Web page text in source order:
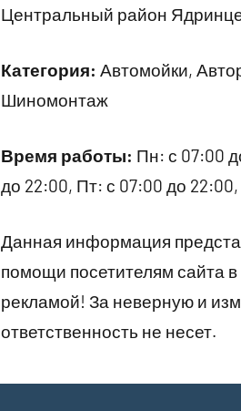
Центральный район
Категория: Автомойки,
Шиномонтаж
Время работы: Пн: с 07:00
до 22:00, Пт: с 07:00 до
Данная информация
помощи посетителям сайта
рекламой! За неверную и
ответственность не несет.